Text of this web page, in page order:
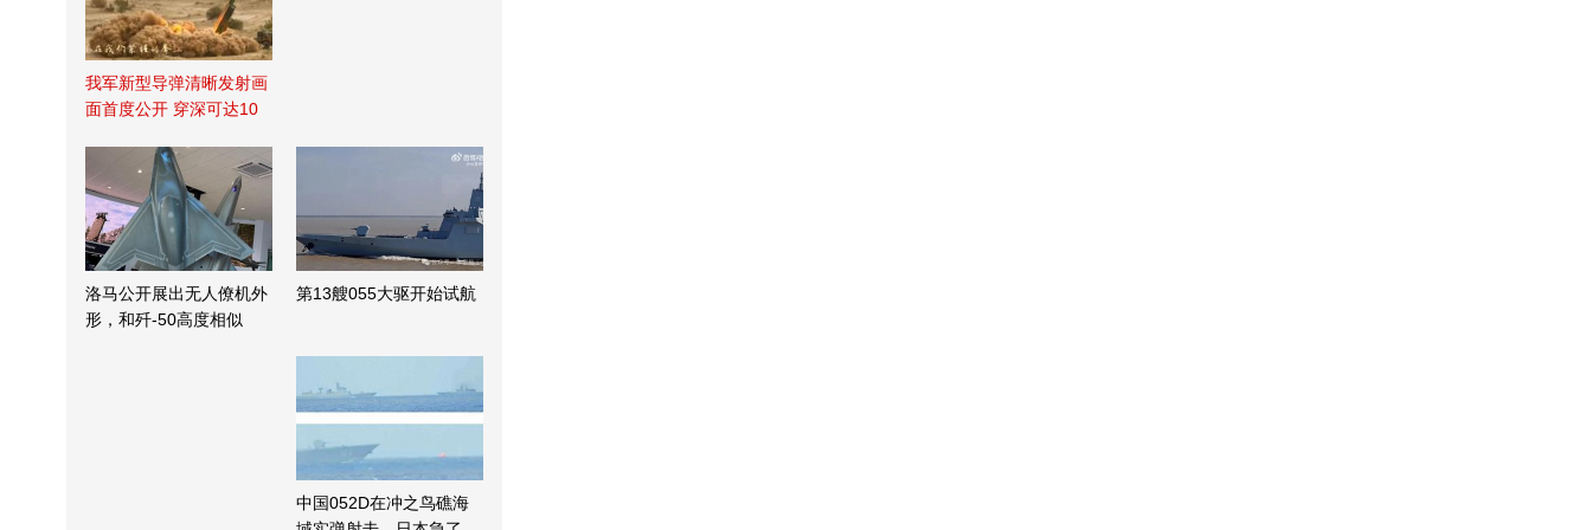
我军新型导弹清晰发射画
面首度公开 穿深可达10
洛马公开展出无人僚机外
形，和歼-50高度相似
第13艘055大驱开始试航
中国052D在冲之鸟礁海